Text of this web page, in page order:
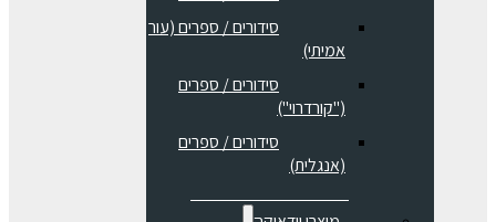
⁠סידורים / ספרים (עור
אמיתי)
סידורים / ספרים
("קורדרוי")
סידורים / ספרים
(אנגלית)